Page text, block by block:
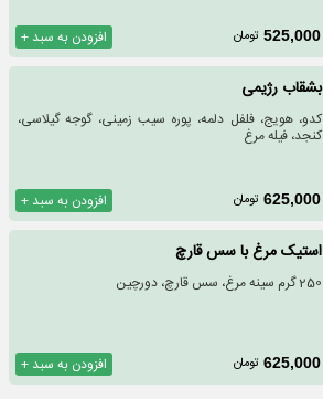
افزودن به سبد + 525,000 تومان
بشقاب رژیمی
کدو، هویج، فلفل دلمه، پوره سیب زمینی، گوجه گیلاسی،
کنجد، فیله مرغ
افزودن به سبد + 625,000 تومان
استیک مرغ با سس قارچ
250 گرم سینه مرغ، سس قارچ، دورچین
افزودن به سبد + 625,000 تومان